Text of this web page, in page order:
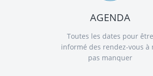
AGENDA
Toutes les dates pour être
informé des rendez-vous à
pas manquer